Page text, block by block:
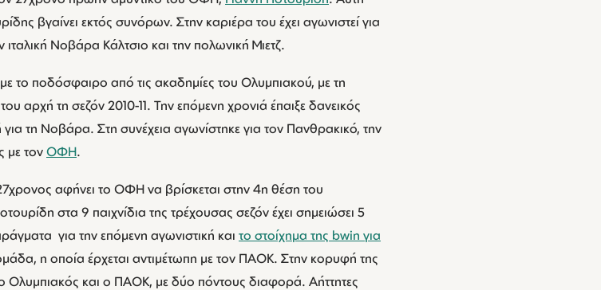
βγαίνει εκτός συνόρων. Στην καριέρα του έχει αγωνιστεί για
Νοβάρα Κάλτσιο και την πολωνική Μιετζ.
το ποδόσφαιρο από τις ακαδημίες του Ολυμπιακού, με τη
αρχή τη σεζόν 2010-11. Την επόμενη χρονιά έπαιξε δανεικός
τη Νοβάρα. Στη συνέχεια αγωνίστηκε για τον Πανθρακικό, την
με τον ΟΦΗ.
αφήνει το ΟΦΗ να βρίσκεται στην 4η θέση του
στα 9 παιχνίδια της τρέχουσας σεζόν έχει σημειώσει 5
για την επόμενη αγωνιστική και το στοίχημα της bwin για
ομάδα, η οποία έρχεται αντιμέτωπη με τον ΠΑΟΚ. Στην κορυφή της
Ολυμπιακός και ο ΠΑΟΚ, με δύο πόντους διαφορά. Αήττητες